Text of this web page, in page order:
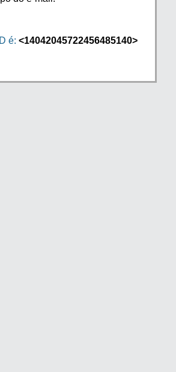
é: <14042045722456485140>